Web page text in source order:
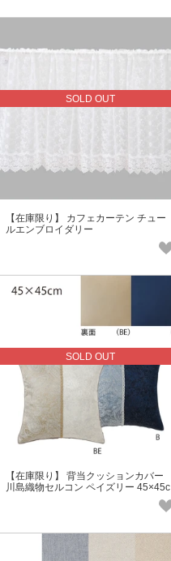
SOLD OUT
【在庫限り】 カフェカーテン チュー
ルエンブロイダリー
SOLD OUT
【在庫限り】 背当クッションカバー
川島織物セルコン ペイズリー 45×45c